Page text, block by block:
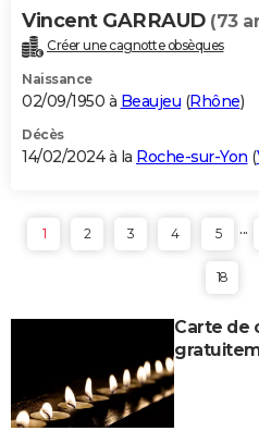
Vincent GARRAUD (73
Créer une cagnotte obsèques
Naissance
02/09/1950 à Beaujeu (Rhône)
Décès
14/02/2024 à la Roche-sur-Yon (
1 2 3 4 5 ...
18
Carte de